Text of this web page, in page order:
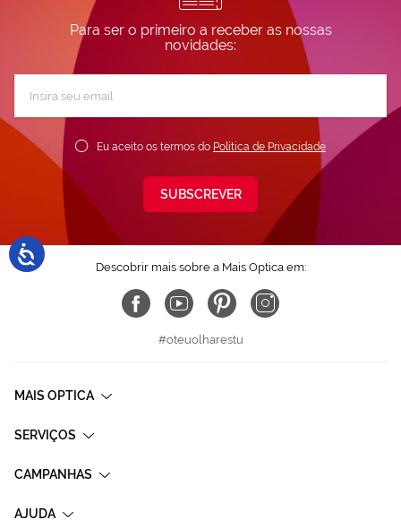
Para ser o primeiro a receber as nossas
novidades:
Newsletter:
Eu aceito os termos do Política de Privacidade
SUBSCREVER
Descobrir mais sobre a Mais Optica em:
#oteuolharestu
MAIS OPTICA
SERVIÇOS
CAMPANHAS
AJUDA